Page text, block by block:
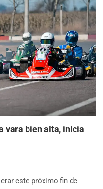
vara bien alta, inicia
este próximo fin de